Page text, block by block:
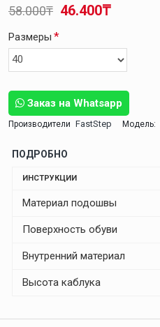
Заказ на Whatsapp
Производители FastStep Модель:
46.400₸
58.000₸
Размеры
ПОДРОБНО
ИНСТРУКЦИИ
Материал подошвы
Поверхность обуви
Внутренний материал
Высота каблука